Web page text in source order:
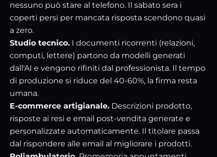
nessuno può stare al telefono. Il sabato sera i
coperti persi per mancata risposta scendono quasi
a zero.
Studio tecnico. I documenti ricorrenti (relazioni,
computi, lettere) partono da modelli generati
dall'AI e vengono rifiniti dal professionista. Il tempo
di produzione si riduce del 40-60%, la firma resta
umana.
E-commerce artigianale. Descrizioni prodotto,
risposte ai resi e email post-vendita generate e
personalizzate automaticamente. Il titolare passa
dal rispondere alle email al migliorare i prodotti.